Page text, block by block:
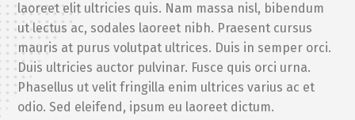
laoreet elit ultricies quis. Nam massa nisl, bibendum
ut lectus ac, sodales laoreet nibh. Praesent cursus
mauris at purus volutpat ultrices. Duis in semper orci.
Duis ultricies auctor pulvinar. Fusce quis orci urna.
Phasellus ut velit fringilla enim ultrices varius ac et
odio. Sed eleifend, ipsum eu laoreet dictum.